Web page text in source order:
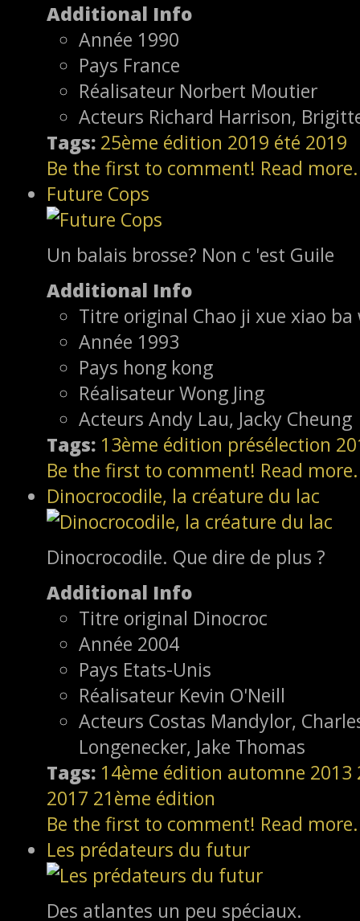
Additional Info
Année 1990
Pays France
Réalisateur Norbert Moutier
Acteurs Richard Harrison,
Tags: 25ème édition 2019 été 2019
Be the first to comment! Read
Future Cops
Un balais brosse? Non c 'est Guile
Additional Info
Titre original Chao ji xue xiao ba
Année 1993
Pays hong kong
RéalisateurWong Jing
Acteurs Andy Lau, Jacky Cheung
Tags: 13ème édition présélection
Be the first to comment! Read
Dinocrocodile, la créature du lac
Dinocrocodile. Que dire de plus ?
Additional Info
Titre original Dinocroc
Année 2004
Pays Etats-Unis
Réalisateur Kevin O'Neill
Acteurs Costas Mandylor,
Longenecker, Jake Thomas
Tags: 14ème édition automne 2013
2017 21ème édition
Be the first to comment! Read
Les prédateurs du futur
Des atlantes un peu spéciaux.